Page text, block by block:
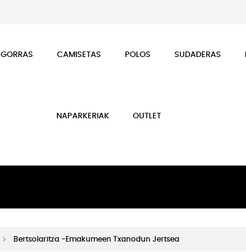
GORRAS CAMISETAS POLOS SUDADERAS
NAPARKERIAK OUTLET
Bertsolaritza -Emakumeen Txanodun Jertsea